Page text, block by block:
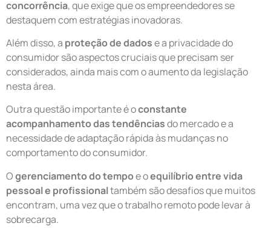
concorrência, que exige que os empreendedores se
destaquem com estratégias inovadoras.
Além disso, a proteção de dadose a privacidade do
consumidor são aspectos cruciais que precisam ser
considerados, ainda mais com o aumento da legislação
nesta área.
Outra questão importante é oconstante
acompanhamento das tendênciasdo mercado e a
necessidade de adaptação rápida às mudanças no
comportamento do consumidor.
Ogerenciamento do tempoe oequilíbrio entre vida
pessoal e profissionaltambém são desafios que muitos
encontram, uma vez que o trabalho remoto pode levar à
sobrecarga.